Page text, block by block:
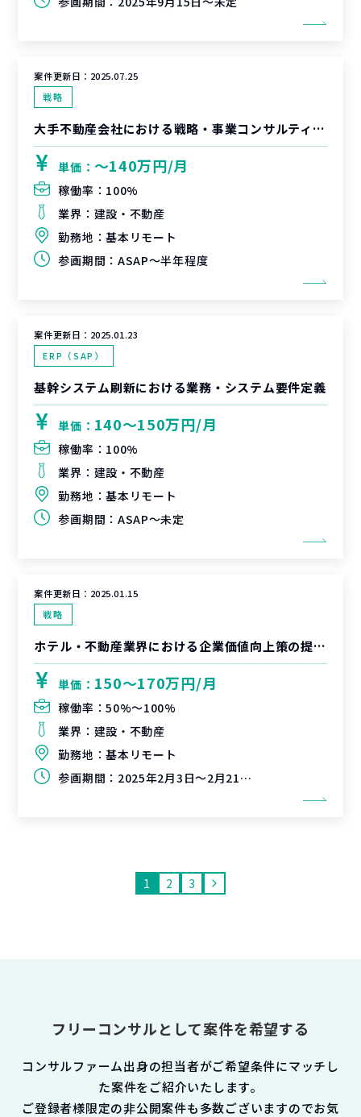
案件更新日： 2025.07.25
戦略
大手不動産会社における戦略・事業コンサルティング
単価： 〜140万円/月
稼働率： 100%
業界： 建設・不動産
勤務地：基本リモート
参画期間： ASAP～半年程度
案件更新日： 2025.01.23
ERP（SAP）
基幹システム刷新における業務・システム要件定義
単価： 140〜150万円/月
稼働率： 100%
業界： 建設・不動産
勤務地：基本リモート
参画期間： ASAP～未定
案件更新日： 2025.01.15
戦略
ホテル・不動産業界における企業価値向上策の提案書作成支援
単価： 150〜170万円/月
稼働率：50%〜100%
業界： 建設・不動産
勤務地：基本リモート
参画期間： 2025年2月3日～2月21日（延長可能性有）
1 2 3
フリーコンサルとして案件を希望する
コンサルファーム出身の担当者がご希望条件にマッチし
た案件をご紹介いたします。
ご登録者様限定の非公開案件も多数ございますのでお気